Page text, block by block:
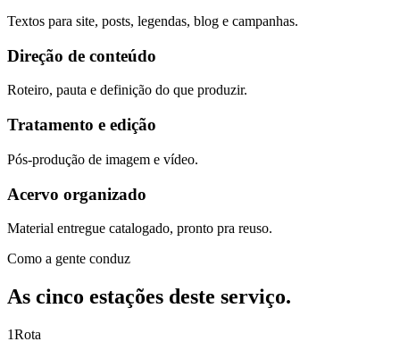
Textos para site, posts, legendas, blog e campanhas.
Direção de conteúdo
Roteiro, pauta e definição do que produzir.
Tratamento e edição
Pós-produção de imagem e vídeo.
Acervo organizado
Material entregue catalogado, pronto pra reuso.
Como a gente conduz
As cinco estações deste serviço.
1Rota